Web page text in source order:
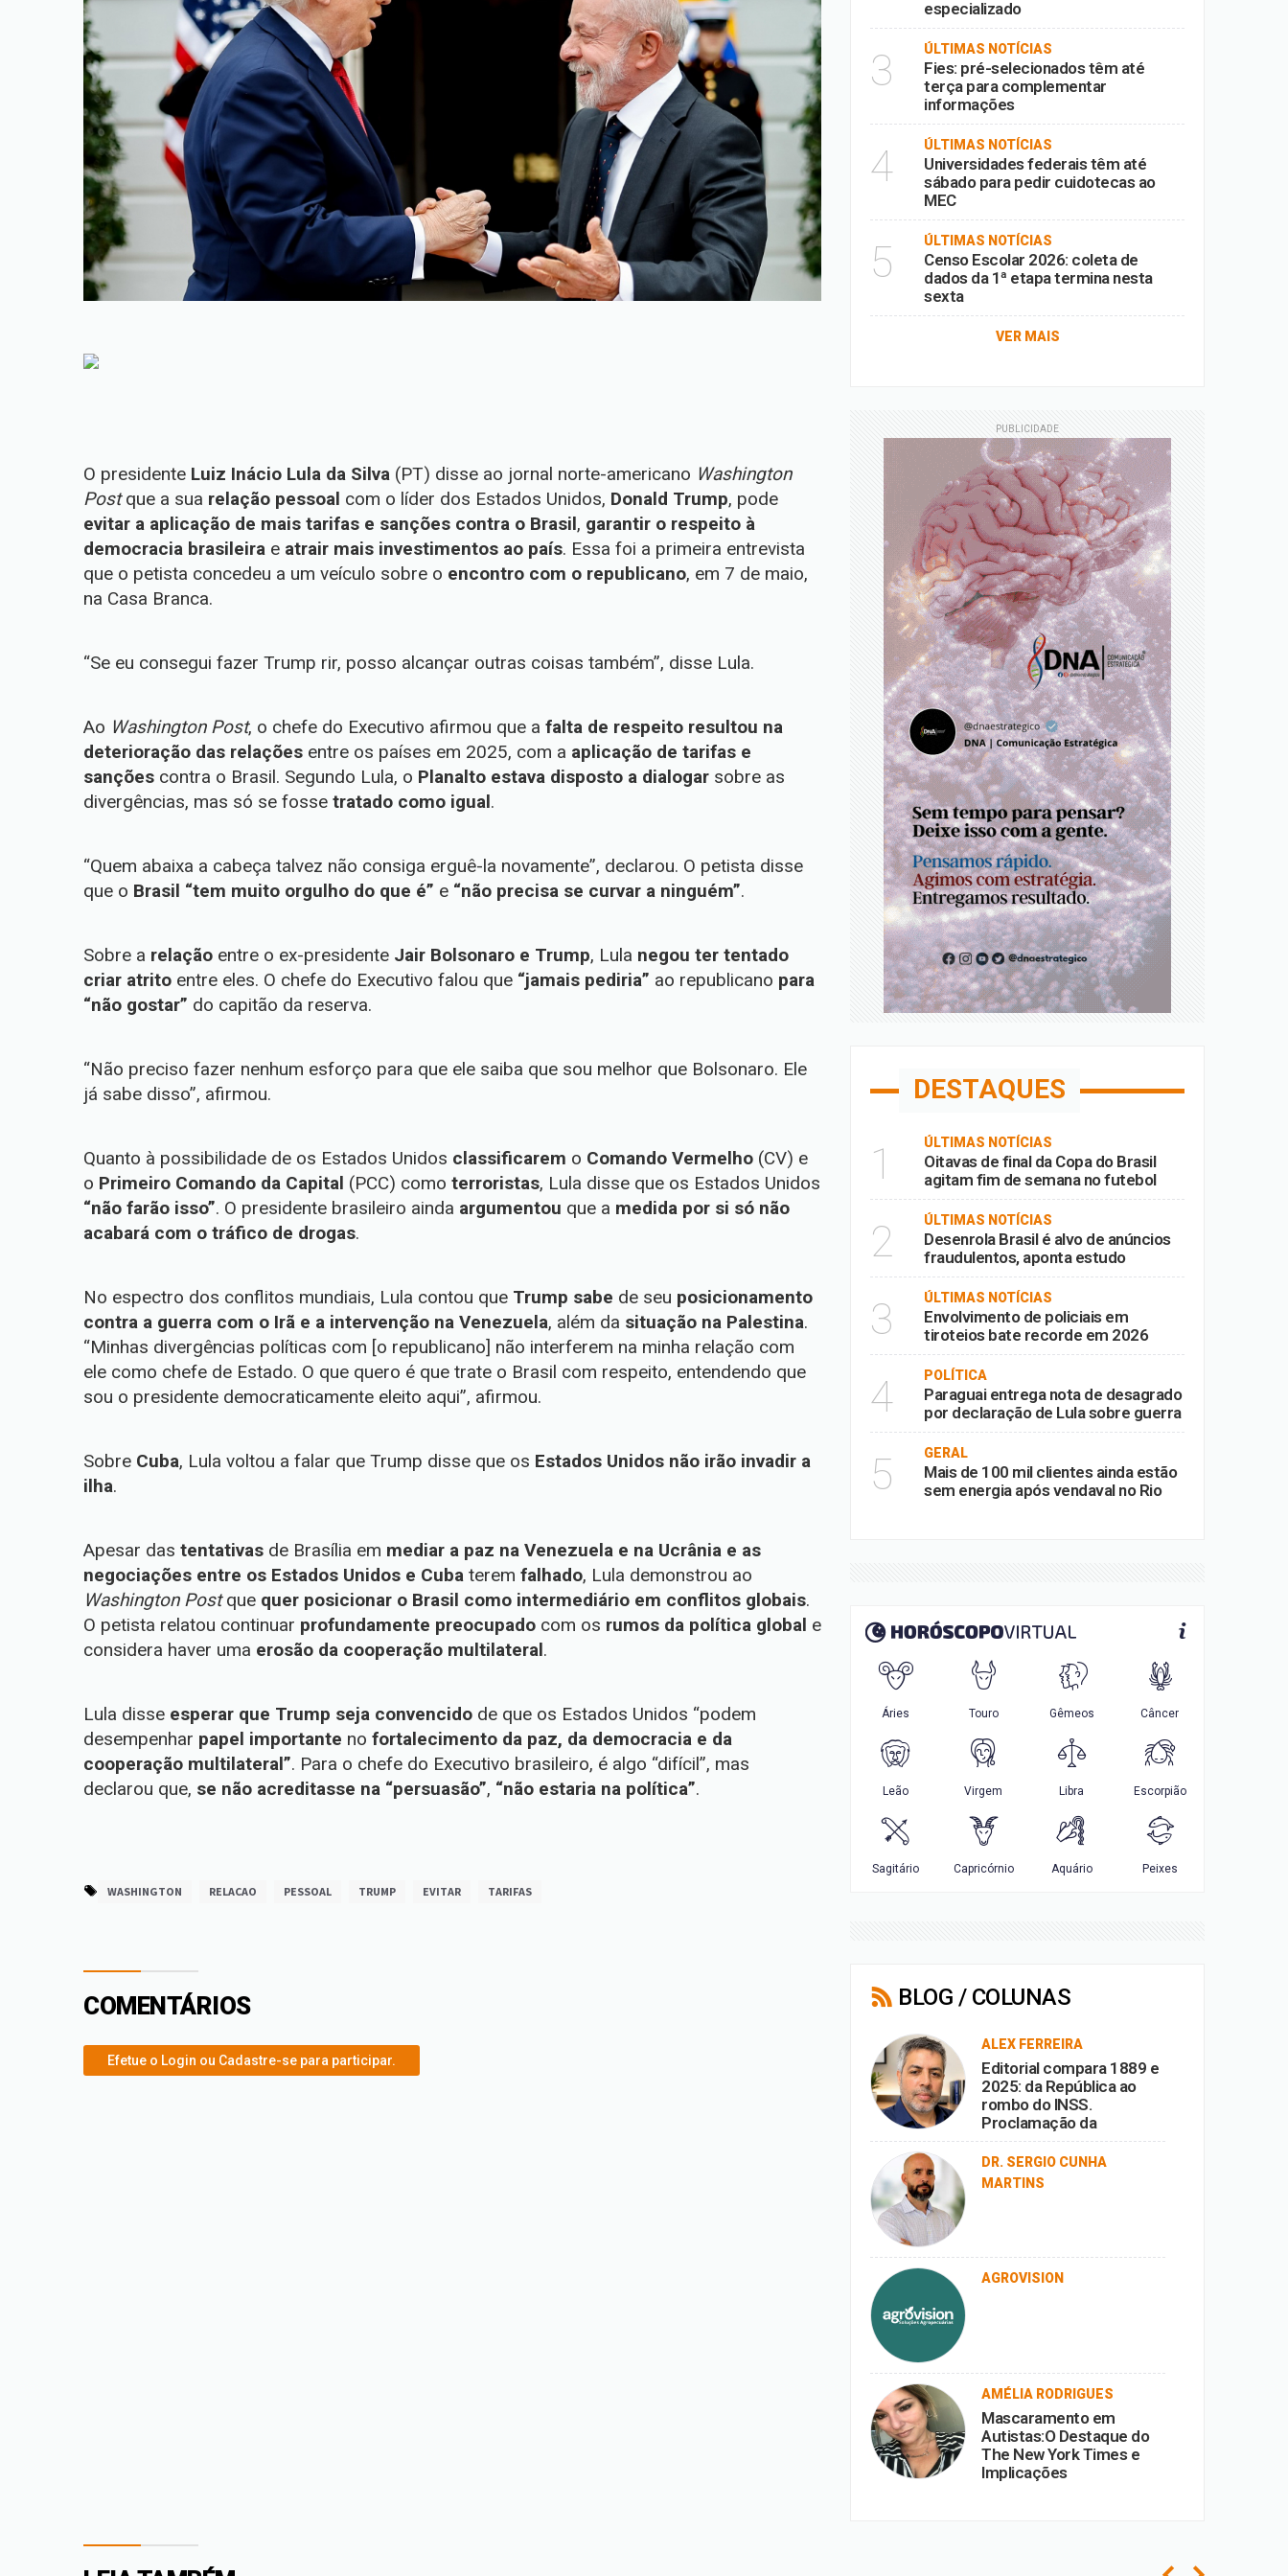
O presidente Luiz Inácio Lula da Silva (PT) disse ao jornal norte-americano Washington
Postque a sua relação pessoal com o líder dos Estados Unidos, Donald Trump, pode
evitar a aplicação de mais tarifas e sanções contra o Brasil, garantir o respeito à
democracia brasileira e atrair mais investimentos ao país. Essa foi a primeira entrevista
que o petista concedeu a um veículo sobre o encontro com o republicano, em 7 de maio,
na Casa Branca.
“Se eu consegui fazer Trump rir, posso alcançar outras coisas também”, disse Lula.
Ao Washington Post, o chefe do Executivo afirmou que a falta de respeito resultou na
deterioração das relações entre os países em 2025, com a aplicação de tarifas e
sanções contra o Brasil. Segundo Lula, o Planalto estava disposto a dialogar sobre as
divergências, mas só se fosse tratado como igual.
“Quem abaixa a cabeça talvez não consiga erguê-la novamente”, declarou. O petista disse
que o Brasil “tem muito orgulho do que é” e “não precisa se curvar a ninguém”.
Sobre a relação entre o ex-presidente Jair Bolsonaro e Trump, Lula negou ter tentado
criar atrito entre eles. O chefe do Executivo falou que “jamais pediria” ao republicano para
“não gostar” do capitão da reserva.
“Não preciso fazer nenhum esforço para que ele saiba que sou melhor que Bolsonaro. Ele
já sabe disso”, afirmou.
Quanto à possibilidade de os Estados Unidos classificarem o Comando Vermelho (CV) e
o Primeiro Comando da Capital (PCC) como terroristas, Lula disse que os Estados Unidos
“não farão isso”. O presidente brasileiro ainda argumentou que a medida por si só não
acabará com o tráfico de drogas.
No espectro dos conflitos mundiais, Lula contou que Trump sabe de seu posicionamento
contra a guerra com o Irã e a intervenção na Venezuela, além da situação na Palestina.
“Minhas divergências políticas com [o republicano] não interferem na minha relação com
ele como chefe de Estado. O que quero é que trate o Brasil com respeito, entendendo que
sou o presidente democraticamente eleito aqui”, afirmou.
Sobre Cuba, Lula voltou a falar que Trump disse que os Estados Unidos não irão invadir a
ilha.
Apesar das tentativas de Brasília em mediar a paz na Venezuela e na Ucrânia e as
negociações entre os Estados Unidos e Cuba terem falhado, Lula demonstrou ao
Washington Postque quer posicionar o Brasil como intermediário em conflitos globais.
O petista relatou continuar profundamente preocupado com os rumos da política global e
considera haver uma erosão da cooperação multilateral.
Lula disse esperar que Trump seja convencido de que os Estados Unidos “podem
desempenhar papel importante no fortalecimento da paz, da democracia e da
cooperação multilateral”. Para o chefe do Executivo brasileiro, é algo “difícil”, mas
declarou que, se não acreditasse na “persuasão”, “não estaria na política”.
WASHINGTON RELACAO PESSOAL TRUMP EVITAR TARIFAS
COMENTÁRIOS
Efetue o Login ou Cadastre-se para participar.
especializado
3 ÚLTIMAS NOTÍCIAS
Fies: pré-selecionados têm até
terça para complementar
informações
4 ÚLTIMAS NOTÍCIAS
Universidades federais têm até
sábado para pedir cuidotecas ao
MEC
5 ÚLTIMAS NOTÍCIAS
Censo Escolar 2026: coleta de
dados da 1ª etapa termina nesta
sexta
VER MAIS
PUBLICIDADE
DESTAQUES
1 ÚLTIMAS NOTÍCIAS
Oitavas de final da Copa do Brasil
agitam fim de semana no futebol
2 ÚLTIMAS NOTÍCIAS
Desenrola Brasil é alvo de anúncios
fraudulentos, aponta estudo
3 ÚLTIMAS NOTÍCIAS
Envolvimento de policiais em
tiroteios bate recorde em 2026
4 POLÍTICA
Paraguai entrega nota de desagrado
por declaração de Lula sobre guerra
5 GERAL
Mais de 100 mil clientes ainda estão
sem energia após vendaval no Rio
BLOG / COLUNAS
ALEX FERREIRA
Editorial compara 1889 e
2025: da República ao
rombo do INSS.
Proclamação da
República vira ironia
diante da corrupção.
DR. SERGIO CUNHA
MARTINS
AGROVISION
AMÉLIA RODRIGUES
Mascaramento em
Autistas:O Destaque do
The New York Times e
Implicações